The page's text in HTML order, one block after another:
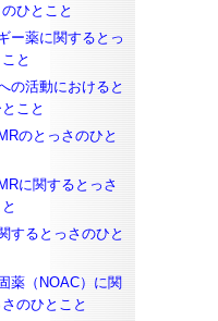
最終更新日：2016年
ひとこと
ー薬に関するとっ
と
の活動におけると
こと
のとっさのひと
に関するとっさ
するとっさのひと
薬（NOAC）に関
のひとこと